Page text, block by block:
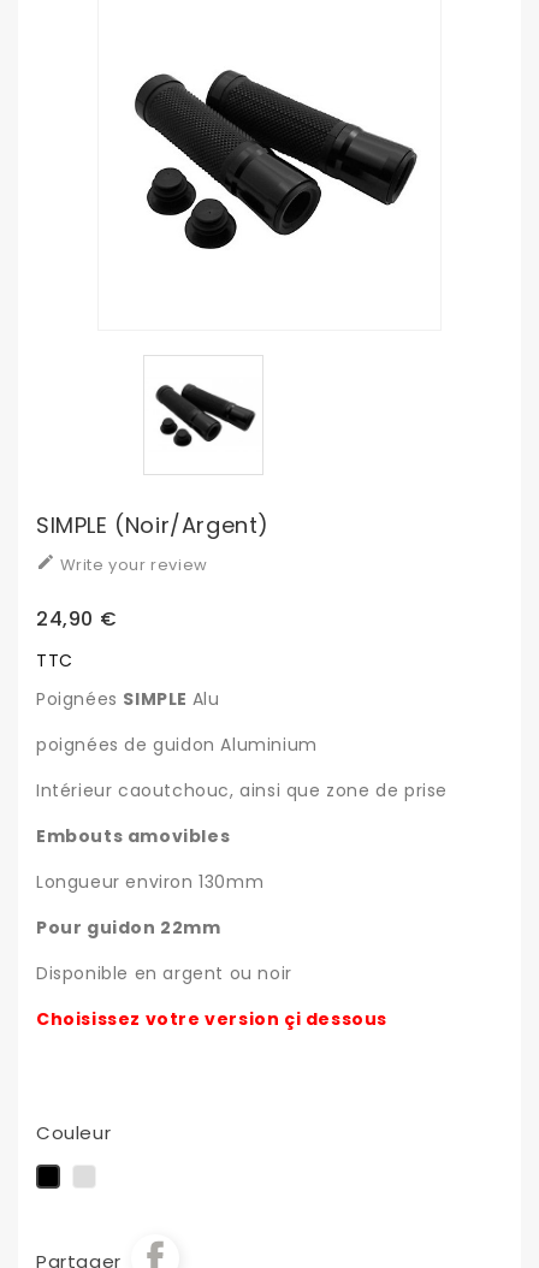
SIMPLE (noir/argent)
 Write your review
24,90 €
TTC
Poignées SIMPLE Alu
poignées de guidon Aluminium
Intérieur caoutchouc, ainsi que zone de prise
Embouts amovibles
Longueur environ 130mm
Pour guidon 22mm
Disponible en argent ou noir
Choisissez votre version çi dessous
Couleur
Noir
Partager